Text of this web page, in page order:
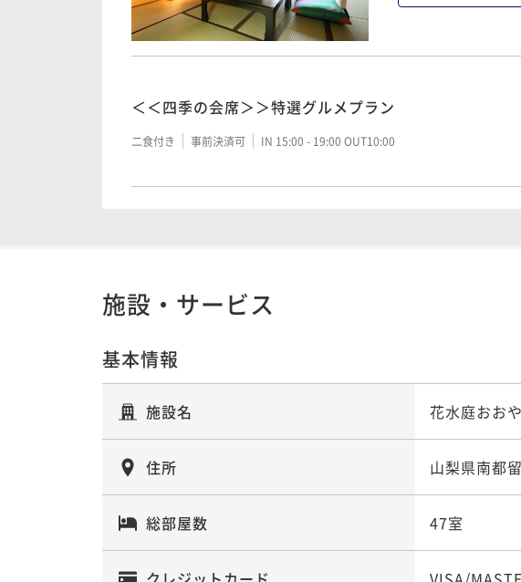
＜＜四季の会席＞＞特選グルメプラン
二食付き 事前決済可 IN 15:00 - 19:00 OUT10:00
施設・サービス
基本情報
施設名 花水庭おおや
住所 山梨県南都
総部屋数 47室